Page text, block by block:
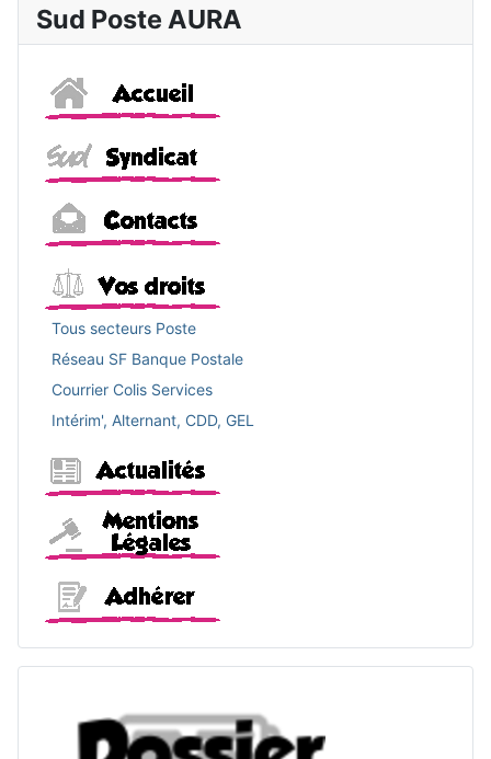
Sud Poste AURA
Tous secteurs Poste
Réseau SF Banque Postale
Courrier Colis Services
Intérim', Alternant, CDD, GEL